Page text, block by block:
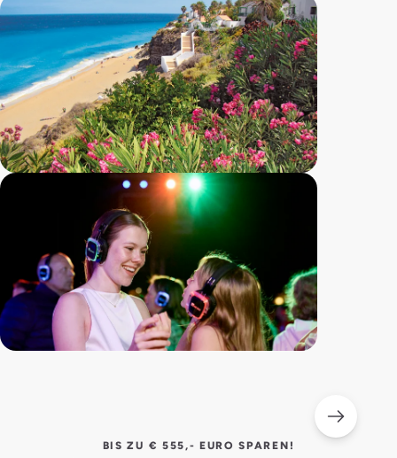
BIS ZU € 555,- EURO SPAREN!